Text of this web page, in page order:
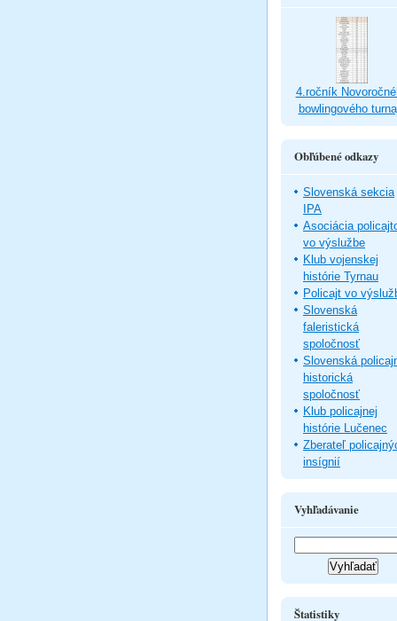
4.ročník
bowlingového
Obľúbené odkazy
Slovenská sekcia
IPA
Asociácia
vo výslužbe
Klub vojenskej
histórie Tyrnau
Policajt vo
Slovenská
faleristická
spoločnosť
Slovenská
historická
spoločnosť
Klub policajnej
histórie Lučenec
Zberateľ
insígnií
Vyhľadávanie
Štatistiky